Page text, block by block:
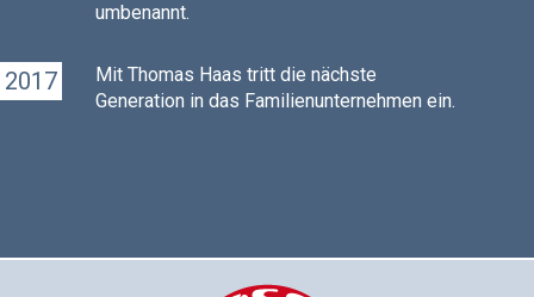
umbenannt.
2017
Mit Thomas Haas tritt die nächste
Generation in das Familienunternehmen ein.